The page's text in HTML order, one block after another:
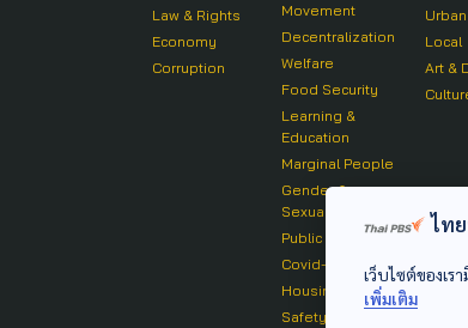
Law & Rights
Economy
Corruption
Movement
Decentralization
Welfare
Food Security
Learning &
Education
Marginal People
Gender &
Sexuality
Public Health
Covid-19
Housing
Safety
Urban
Local
Art &
ไท
เว็บไซต์ของเ
เพิ่มเติม